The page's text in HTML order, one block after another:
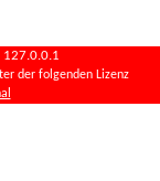
127.0.0.1
der folgenden Lizenz